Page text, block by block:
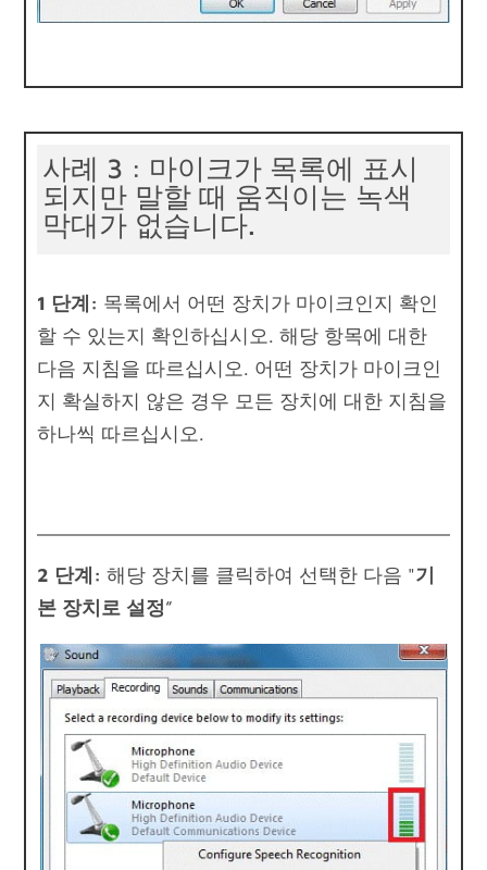
사례 3 : 마이크가 목록에 표시
되지만 말할 때 움직이는 녹색
막대가 없습니다.
1 단계: 목록에서 어떤 장치가 마이크인지 확인
할 수 있는지 확인하십시오. 해당 항목에 대한
다음 지침을 따르십시오. 어떤 장치가 마이크인
지 확실하지 않은 경우 모든 장치에 대한 지침을
하나씩 따르십시오.
2 단계: 해당 장치를 클릭하여 선택한 다음 "기
본 장치로 설정”